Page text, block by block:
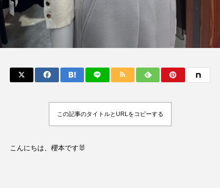
この記事のタイトルとURLをコピーする
こんにちは、櫻本です🐰